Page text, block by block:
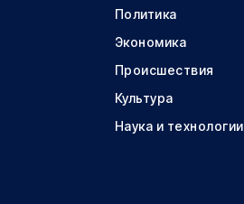
Политика
Экономика
Происшествия
Культура
Наука и технологии